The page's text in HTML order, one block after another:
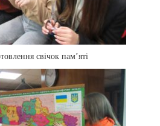
свічок пам’яті